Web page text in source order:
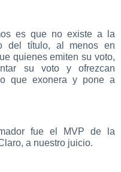
es que no existe a la
del título, al menos en
quienes emiten su voto,
su voto y ofrezcan
que exonera y pone a
fue el MVP de la
a nuestro juicio.